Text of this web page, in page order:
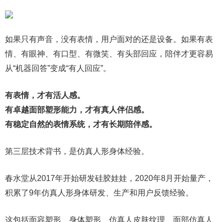
如果只有声音，没有表情，用户面对的还是设备。如果有表
情、有眼神、有口型、有微笑、有头部回应，陪伴才更容易
从“机器回答”变成“有人回应”。
有表情，才有活人感。
有卓越面部塑形能力，才有真人伴侣感。
有稳定自然的表情系统，才有长期陪伴感。
第三层技术背书，是仿真人形身体经验。
春水堂从2017年开始研发硅胶娃娃，2020年8月开始量产，
积累了9年仿真人形身体研发、生产和用户反馈经验。
这包括面容塑形、身体塑形、仿真人皮肤纹理、面部仿真人